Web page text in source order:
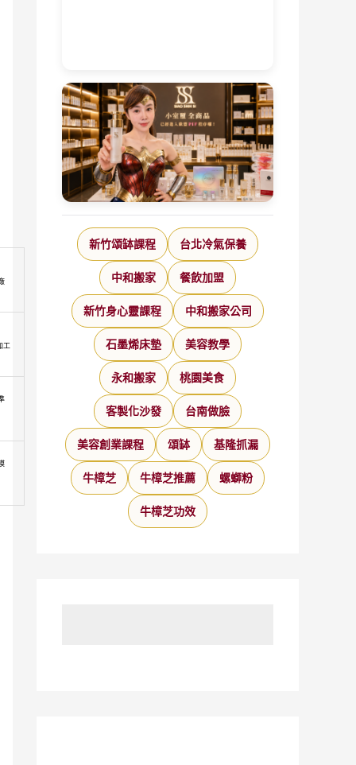
工
新竹頌缽課程 台北冷氣保養
中和搬家 餐飲加盟
新竹身心靈課程 中和搬家公司
石墨烯床墊 美容教學
永和搬家 桃園美食
客製化沙發 台南做臉
美容創業課程 頌缽 基隆抓漏
牛樟芝 牛樟芝推薦 螺螄粉
牛樟芝功效